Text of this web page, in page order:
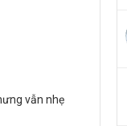
vẫn nhẹ